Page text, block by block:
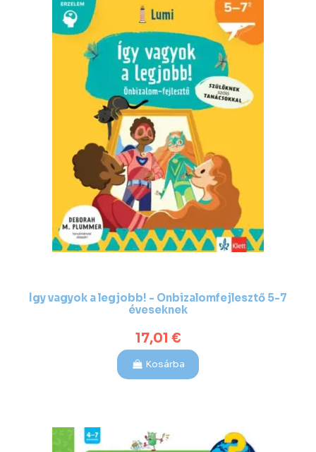
Így vagyok a legjobb! - Önbizalomfejlesztő 5-7
éveseknek
17,01 €
Kosárba